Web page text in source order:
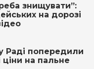
знищувати”:
на дорозі
Раді попередили
ціни на пальне